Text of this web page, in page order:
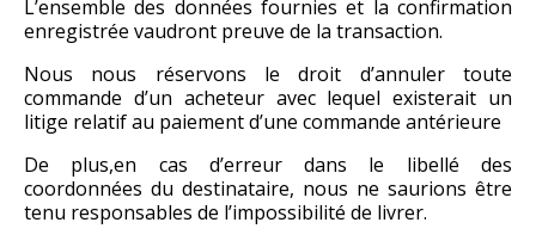
L’ensemble des données fournies et la confirmation
enregistrée vaudront preuve de la transaction.
Nous nous réservons le droit d’annuler toute
commande d’un acheteur avec lequel existerait un
litige relatif au paiement d’une commande antérieure
De plus,en cas d’erreur dans le libellé des
coordonnées du destinataire, nous ne saurions être
tenu responsables de l’impossibilité de livrer.